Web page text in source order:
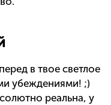
в твое светлое
убеждениями! ;)
реальна, у